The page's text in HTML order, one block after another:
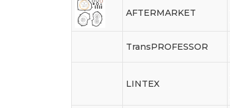
AFTERMARKET
TransPROFESSOR
LINTEX